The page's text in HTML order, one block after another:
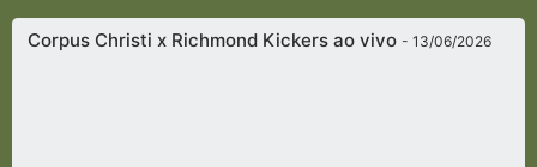
Corpus Christi x Richmond Kickers ao vivo- 13/06/2026